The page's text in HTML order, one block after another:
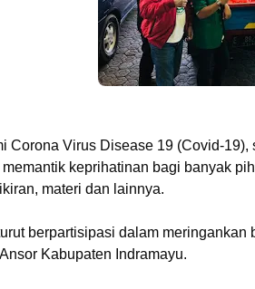
Corona Virus Disease 19 (Covid-
keprihatinan bagi banyak
materi dan lainnya.
berpartisipasi dalam
Kabupaten Indramayu.